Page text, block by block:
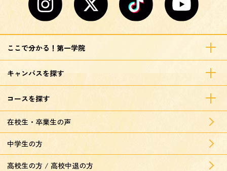
ここで分かる！第一学院
キャンパスを探す
コースを探す
在校生・卒業生の声
中学生の方
高校生の方 / 高校中退の方